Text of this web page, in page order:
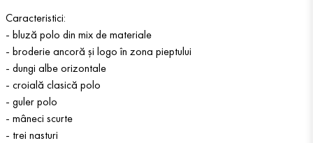
Caracteristici:
- bluză polo din mix de materiale
- broderie ancoră și logo în zona pieptului
- dungi albe orizontale
- croială clasică polo
- guler polo
- mâneci scurte
- trei nasturi